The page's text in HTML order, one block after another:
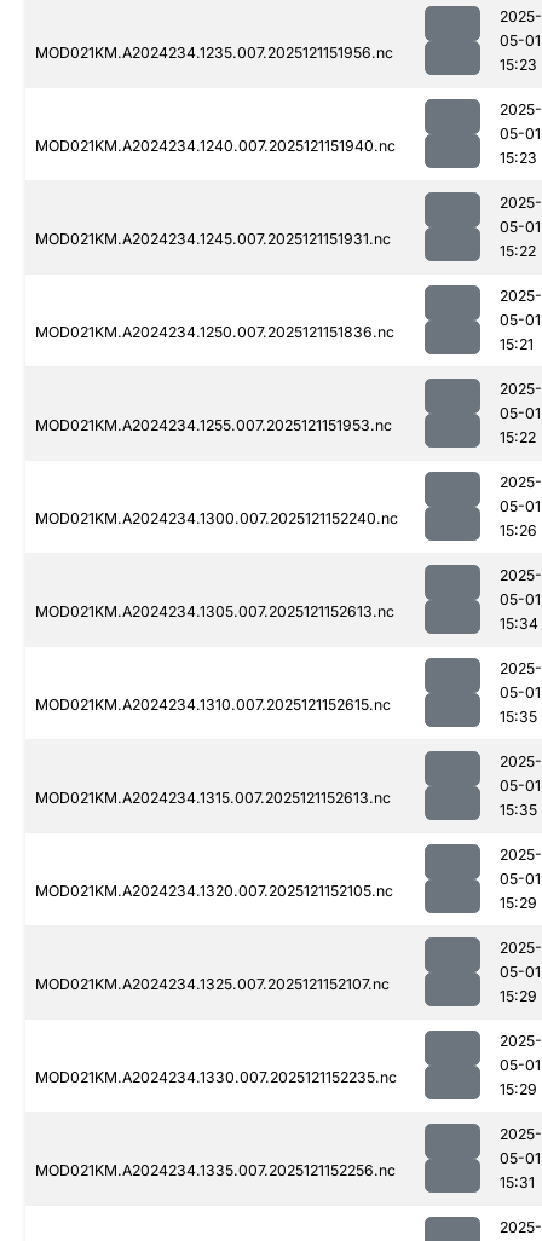
MOD021KM.A2024234.1235.007.2025121151956.nc
2025-
05-01
15:23
MOD021KM.A2024234.1240.007.2025121151940.nc
2025-
05-01
15:23
MOD021KM.A2024234.1245.007.2025121151931.nc
2025-
05-01
15:22
MOD021KM.A2024234.1250.007.2025121151836.nc
2025-
05-01
15:21
MOD021KM.A2024234.1255.007.2025121151953.nc
2025-
05-01
15:22
MOD021KM.A2024234.1300.007.2025121152240.nc
2025-
05-01
15:26
MOD021KM.A2024234.1305.007.2025121152613.nc
2025-
05-01
15:34
MOD021KM.A2024234.1310.007.2025121152615.nc
2025-
05-01
15:35
MOD021KM.A2024234.1315.007.2025121152613.nc
2025-
05-01
15:35
MOD021KM.A2024234.1320.007.2025121152105.nc
2025-
05-01
15:29
MOD021KM.A2024234.1325.007.2025121152107.nc
2025-
05-01
15:29
MOD021KM.A2024234.1330.007.2025121152235.nc
2025-
05-01
15:29
MOD021KM.A2024234.1335.007.2025121152256.nc
2025-
05-01
15:31
2025-